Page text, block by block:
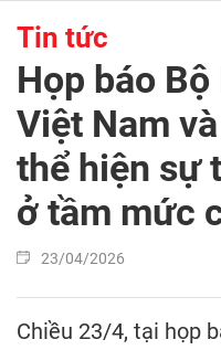
Tin tức
Họp báo
Việt Nam
thể hiện sự
ở tầm mức
23/04/2026
Chiều 23/4, tại họp